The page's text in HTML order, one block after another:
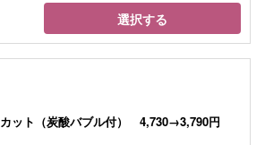
選択する
カット（炭酸バブル付） 4,730→3,790円